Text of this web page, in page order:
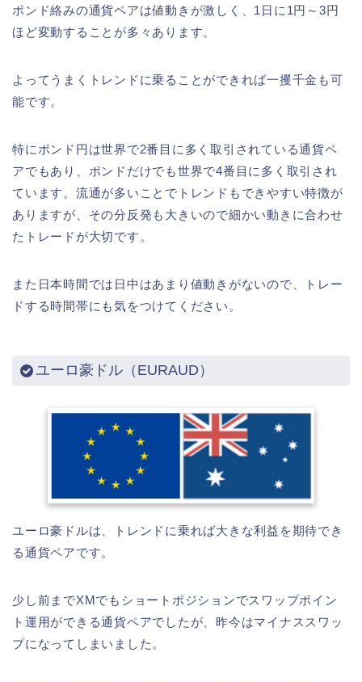
ポンド絡みの通貨ペアは値動きが激しく、1日に1円～3円
ほど変動することが多々あります。
よってうまくトレンドに乗ることができれば一攫千金も可
能です。
特にポンド円は世界で2番目に多く取引されている通貨ペ
アでもあり、ポンドだけでも世界で4番目に多く取引され
ています。流通が多いことでトレンドもできやすい特徴が
ありますが、その分反発も大きいので細かい動きに合わせ
たトレードが大切です。
また日本時間では日中はあまり値動きがないので、トレー
ドする時間帯にも気をつけてください。
ユーロ豪ドル（EURAUD）
ユーロ豪ドルは、トレンドに乗れば大きな利益を期待でき
る通貨ペアです。
少し前までXMでもショートポジションでスワップポイン
ト運用ができる通貨ペアでしたが、昨今はマイナススワッ
プになってしまいました。